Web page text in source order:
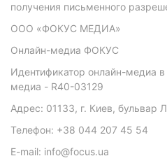
получения письменного
ООО «ФОКУС МЕДИА»
Онлайн-медиа ФОКУС
Идентификатор онлайн-медиа
медиа - R40-03129
Адрес: 01133, г. Киев, бульвар
Телефон: +38 044 207 45 54
E-mail: info@focus.ua